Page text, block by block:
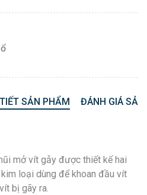
SẢN PHẨM ĐÁNH GIÁ
mở vít gẫy được thiết kế hai
loại dùng để khoan đầu vít
bị gãy ra.